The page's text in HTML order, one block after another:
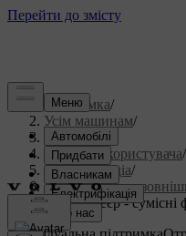
Підтримка/
Усім машинам/
S60 2015/
Посібник користувача/
Аудіо та медіа/
Підключення
Медіа-плеєр - сумісні